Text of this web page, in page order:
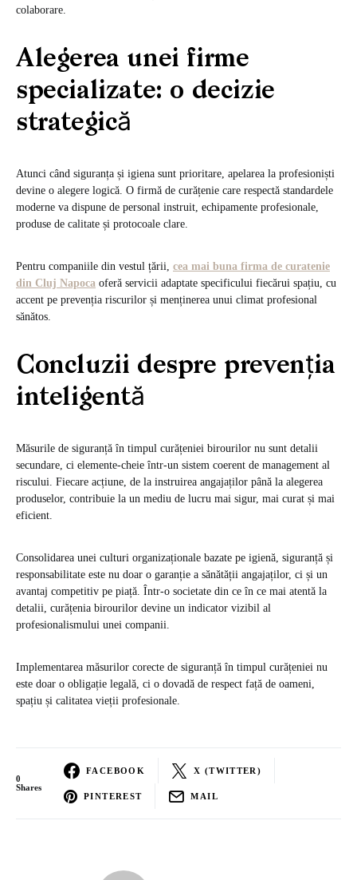
colaborare.
Alegerea unei firme
specializate: o decizie
strategică
Atunci când siguranța și igiena sunt prioritare, apelarea la profesioniști
devine o alegere logică. O firmă de curățenie care respectă standardele
moderne va dispune de personal instruit, echipamente profesionale,
produse de calitate și protocoale clare.
Pentru companiile din vestul țării, cea mai buna firma de curatenie
din Cluj Napoca oferă servicii adaptate specificului fiecărui spațiu, cu
accent pe prevenția riscurilor și menținerea unui climat profesional
sănătos.
Concluzii despre prevenția
inteligentă
Măsurile de siguranță în timpul curățeniei birourilor nu sunt detalii
secundare, ci elemente-cheie într-un sistem coerent de management al
riscului. Fiecare acțiune, de la instruirea angajaților până la alegerea
produselor, contribuie la un mediu de lucru mai sigur, mai curat și mai
eficient.
Consolidarea unei culturi organizaționale bazate pe igienă, siguranță și
responsabilitate este nu doar o garanție a sănătății angajaților, ci și un
avantaj competitiv pe piață. Într-o societate din ce în ce mai atentă la
detalii, curățenia birourilor devine un indicator vizibil al
profesionalismului unei companii.
Implementarea măsurilor corecte de siguranță în timpul curățeniei nu
este doar o obligație legală, ci o dovadă de respect față de oameni,
spațiu și calitatea vieții profesionale.
0
Shares
FACEBOOK X (TWITTER)
PINTEREST MAIL